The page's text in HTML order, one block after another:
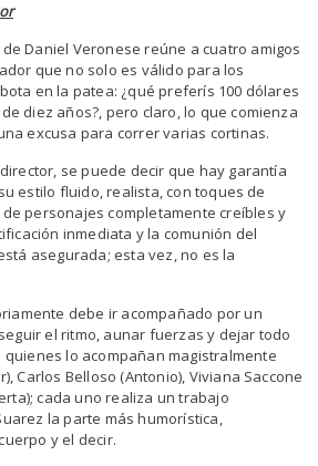
Daniel Veronese reúne a cuatro amigos
que no solo es válido para los
en la patea: ¿qué preferís 100 dólares
diez años?, pero claro, lo que comienza
excusa para correr varias cortinas.
se puede decir que hay garantía
estilo fluido, realista, con toques de
personajes completamente creíbles y
inmediata y la comunión del
asegurada; esta vez, no es la
debe ir acompañado por un
el ritmo, aunar fuerzas y dejar todo
quienes lo acompañan magistralmente
Carlos Belloso (Antonio), Viviana Saccone
cada uno realiza un trabajo
la parte más humorística,
y el decir.